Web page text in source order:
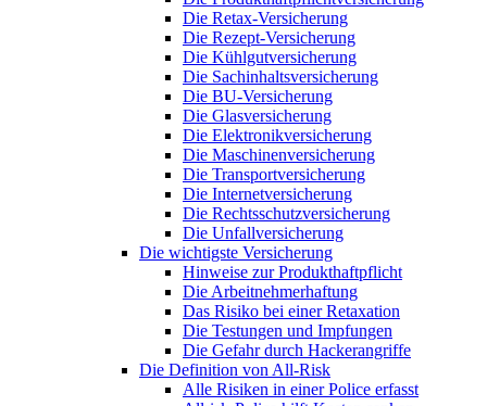
Die Retax-Versicherung
Die Rezept-Versicherung
Die Kühlgutversicherung
Die Sachinhaltsversicherung
Die BU-Versicherung
Die Glasversicherung
Die Elektronikversicherung
Die Maschinenversicherung
Die Transportversicherung
Die Internetversicherung
Die Rechtsschutzversicherung
Die Unfallversicherung
Die wichtigste Versicherung
Hinweise zur Produkthaftpflicht
Die Arbeitnehmerhaftung
Das Risiko bei einer Retaxation
Die Testungen und Impfungen
Die Gefahr durch Hackerangriffe
Die Definition von All-Risk
Alle Risiken in einer Police erfasst